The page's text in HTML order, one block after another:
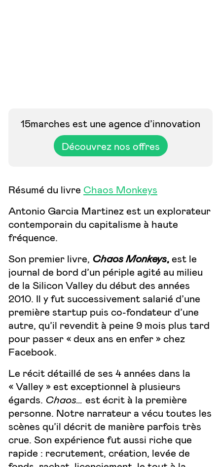
15marches est une agence d’innovation
Découvrez nos offres
Résumé du livre Chaos Monkeys
Antonio Garcia Martinez est un explorateur
contemporain du capitalisme à haute
fréquence.
Son premier livre, Chaos Monkeys, est le
journal de bord d’un périple agité au milieu
de la Silicon Valley du début des années
2010. Il y fut successivement salarié d’une
première startup puis co-fondateur d’une
autre, qu’il revendit à peine 9 mois plus tard
pour passer « deux ans en enfer » chez
Facebook.
Le récit détaillé de ses 4 années dans la
« Valley » est exceptionnel à plusieurs
égards. Chaos… est écrit à la première
personne. Notre narrateur a vécu toutes les
scènes qu’il décrit de manière parfois très
crue. Son expérience fut aussi riche que
rapide : recrutement, création, levée de